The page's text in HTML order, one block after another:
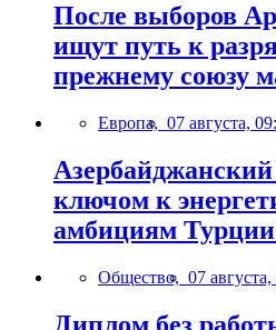
После выборов
ищут путь к
прежнему союзу
Европа, 07 августа,
Азербайджанский
ключом к
амбициям
Общество, 07
Диплом без